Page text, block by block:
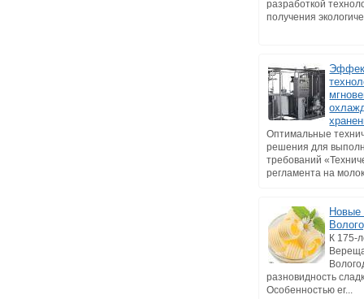
разработкой
получения
Оптимальные
решения для
требований
регламента на
Новые
К 175-
разновидность
Особенностью ег...